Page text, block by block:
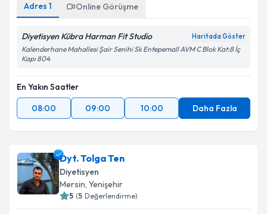
Adres 1 Online Görüşme
Diyetisyen Kübra Harman Fit Studio Haritada Göster
Kalenderhane Mahallesi Şair Senihi Sk Entepemall AVM C Blok Kat:8 İç
Kapı 804
En Yakın Saatler
08:00
09:00 10:00 Daha Fazla
Dyt. Tolga Ten
Diyetisyen
Mersin, Yenişehir
5 (5 Değerlendirme)